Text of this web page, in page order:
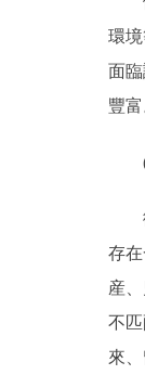
環
面
豐富
(
衛
存
産
不
來